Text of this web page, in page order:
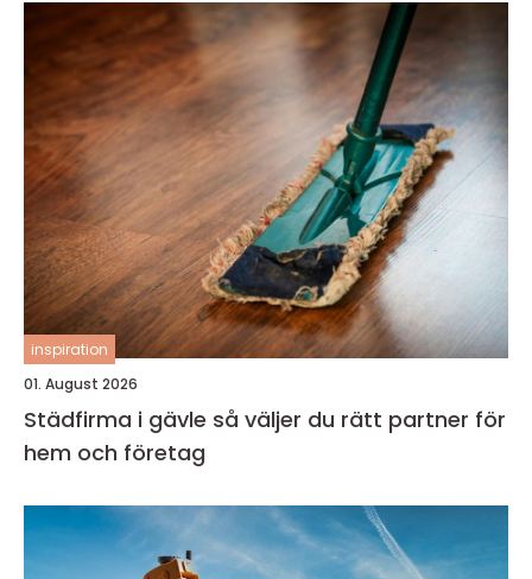
inspiration
01. August 2026
Städfirma i gävle så väljer du rätt partner för
hem och företag